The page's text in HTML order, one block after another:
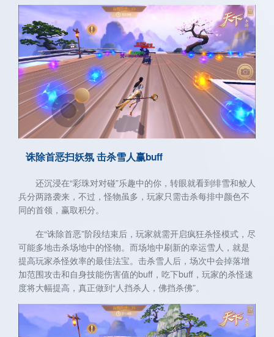
诛除首恶扫妖氛 击杀雪人赢buff
还沉浸在“彩珠对对碰”乐趣中的你，转眼就看到绯雪和鲛人
兵分两路袭来，不过，怪物虽多，玩家只需击杀每排中颜色不
同的首领，赢取积分。
在“诛除首恶”阶段结束后，玩家就需开启疯狂杀怪模式，尽
可能多地击杀场地中的怪物。而场地中刷新的幸运雪人，就是
提高玩家杀怪效率的最佳法宝。击杀雪人后，场次中会掉落增
加范围攻击和自身技能伤害值的buff，吃下buff，玩家的杀怪速
度将大幅提高，真正做到“人挡杀人，佛挡杀佛”。
关注微博：网易天下手游 关注微信：天下手游